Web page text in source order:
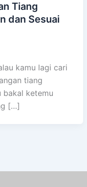
Tiang
dan Sesuai
kamu lagi cari
tiang
bakal ketemu
[…]